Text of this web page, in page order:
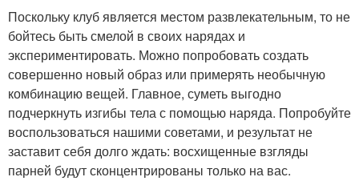
Поскольку клуб является местом развлекательным, то не
бойтесь быть смелой в своих нарядах и
экспериментировать. Можно попробовать создать
совершенно новый образ или примерять необычную
комбинацию вещей. Главное, суметь выгодно
подчеркнуть изгибы тела с помощью наряда. Попробуйте
воспользоваться нашими советами, и результат не
заставит себя долго ждать: восхищенные взгляды
парней будут сконцентрированы только на вас.